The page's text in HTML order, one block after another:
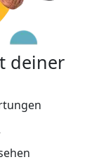
deiner